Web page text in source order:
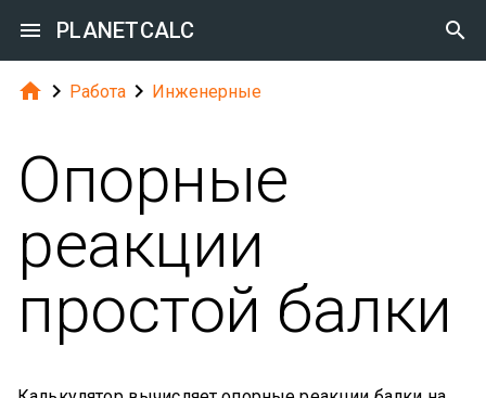
 PLANETCALC 
  Работа  Инженерные
Опорные
реакции
простой балки